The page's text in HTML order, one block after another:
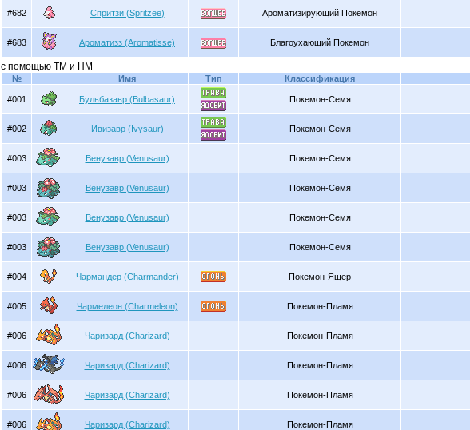
#682 Спритзи (Spritzee) Ароматизирующий Покемон
#683 Ароматизз (Aromatisse) Благоухающий Покемон
с помощью TM и HM
№ Имя Тип Классификация
#001 Бульбазавр (Bulbasaur) Покемон-Семя
#002 Ивизавр (Ivysaur) Покемон-Семя
#003 Венузавр (Venusaur) Покемон-Семя
#003 Венузавр (Venusaur) Покемон-Семя
#003 Венузавр (Venusaur) Покемон-Семя
#003 Венузавр (Venusaur) Покемон-Семя
#004 Чармандер (Charmander) Покемон-Ящер
#005 Чармелеон (Charmeleon) Покемон-Пламя
#006 Чаризард (Charizard) Покемон-Пламя
#006 Чаризард (Charizard) Покемон-Пламя
#006 Чаризард (Charizard) Покемон-Пламя
#006 Чаризард (Charizard) Покемон-Пламя